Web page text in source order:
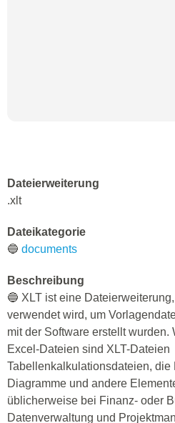
Dateierweiterung
.xlt
Dateikategorie
🔵 documents
Beschreibung
🔵 XLT ist eine
verwendet wird, um
mit der Software erstellt wurden.
Excel-Dateien sind XLT-Dateien
Tabellenkalkulationsdateien, die
Diagramme und andere
üblicherweise bei Finanz- oder
Datenverwaltung und